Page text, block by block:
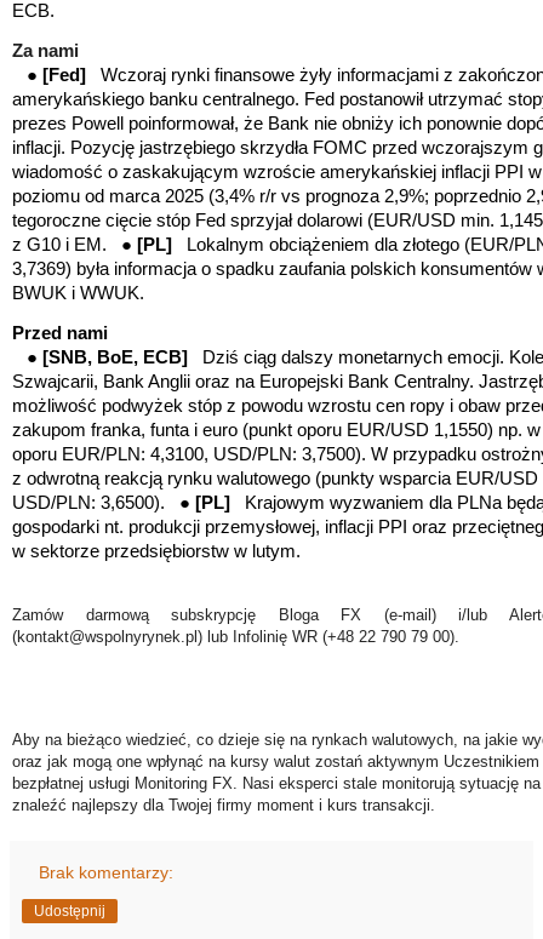
ECB.
Za nami
● [Fed] Wczoraj rynki finansowe żyły informacjami z
amerykańskiego banku centralnego. Fed postanowił utrzymać
prezes Powell poinformował, że Bank nie obniży ich ponownie
inflacji. Pozycję jastrzębiego skrzydła FOMC przed wczorajszym
wiadomość o zaskakującym wzroście amerykańskiej inflacji PPI
poziomu od marca 2025 (3,4% r/r vs prognoza 2,9%; poprzednio
tegoroczne cięcie stóp Fed sprzyjał dolarowi (EUR/USD min.
z G10 i EM. ● [PL] Lokalnym obciążeniem dla złotego (EUR/
3,7369) była informacja o spadku zaufania polskich
BWUK i WWUK.
Przed nami
● [SNB, BoE, ECB]
Dziś ciąg dalszy monetarnych emocji.
Szwajcarii, Bank Anglii oraz na Europejski Bank Centralny.
możliwość podwyżek stóp z powodu wzrostu cen ropy i obaw
zakupom franka, funta i euro (punkt oporu EUR/USD 1,1550) np.
oporu EUR/PLN: 4,3100, USD/PLN: 3,7500). W przypadku
z odwrotną reakcją rynku walutowego (punkty wsparcia EUR/
USD/PLN: 3,6500). ● [PL]
Krajowym wyzwaniem dla PLNa
gospodarki nt. produkcji przemysłowej, inflacji PPI oraz
w sektorze przedsiębiorstw w lutym.
Zamów darmową subskrypcję Bloga FX (e-mail) i/lub
(kontakt@wspolnyrynek.pl) lub Infolinię WR (+48 22 790 79 00).
Aby na bieżąco wiedzieć, co dzieje się na rynkach walutowych, na jakie
oraz jak mogą one wpłynąć na kursy walut zostań aktywnym
bezpłatnej usługi Monitoring FX. Nasi eksperci stale monitorują sytuację
znaleźć najlepszy dla Twojej firmy moment i kurs transakcji.
Brak komentarzy:
Udostępnij